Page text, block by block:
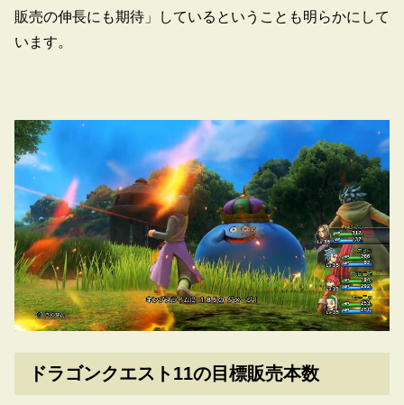
販売の伸長にも期待」しているということも明らかにして
います。
ドラゴンクエスト11の目標販売本数